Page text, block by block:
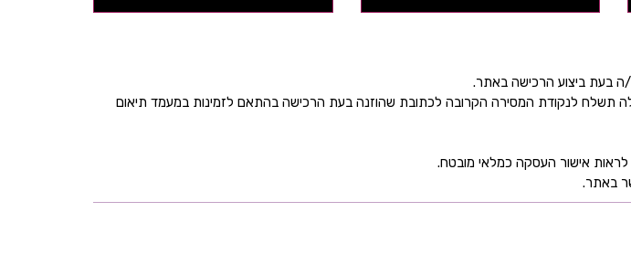
תשלח לנקודת המסירה הקרובה לכתובת שהוזנה בעת הרכישה בהתאם לזמינות במעמד תיאום